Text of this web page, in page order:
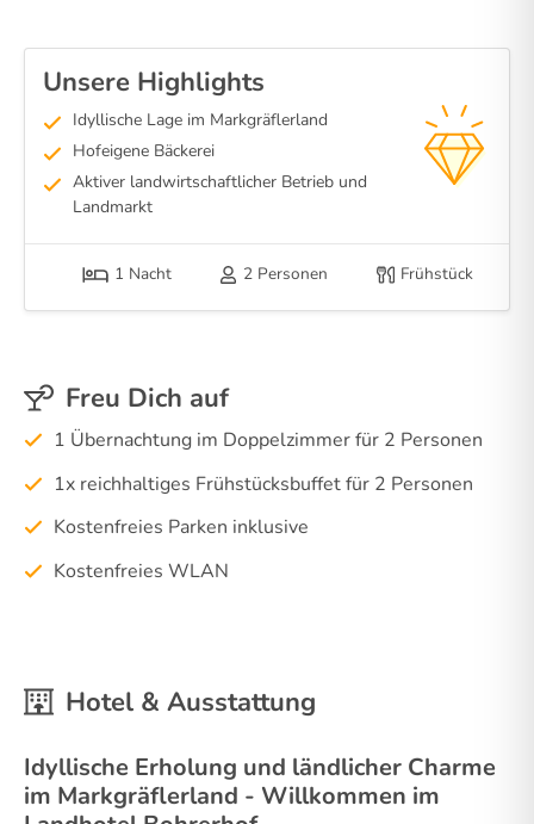
Unsere Highlights
Idyllische Lage im Markgräflerland
Hofeigene Bäckerei
Aktiver landwirtschaftlicher Betrieb und
Landmarkt
1 Nacht 2 Personen Frühstück
Freu Dich auf
1 Übernachtung im Doppelzimmer für 2 Personen
1x reichhaltiges Frühstücksbuffet für 2 Personen
Kostenfreies Parken inklusive
Kostenfreies WLAN
Hotel & Ausstattung
Idyllische Erholung und ländlicher Charme
im Markgräflerland - Willkommen im